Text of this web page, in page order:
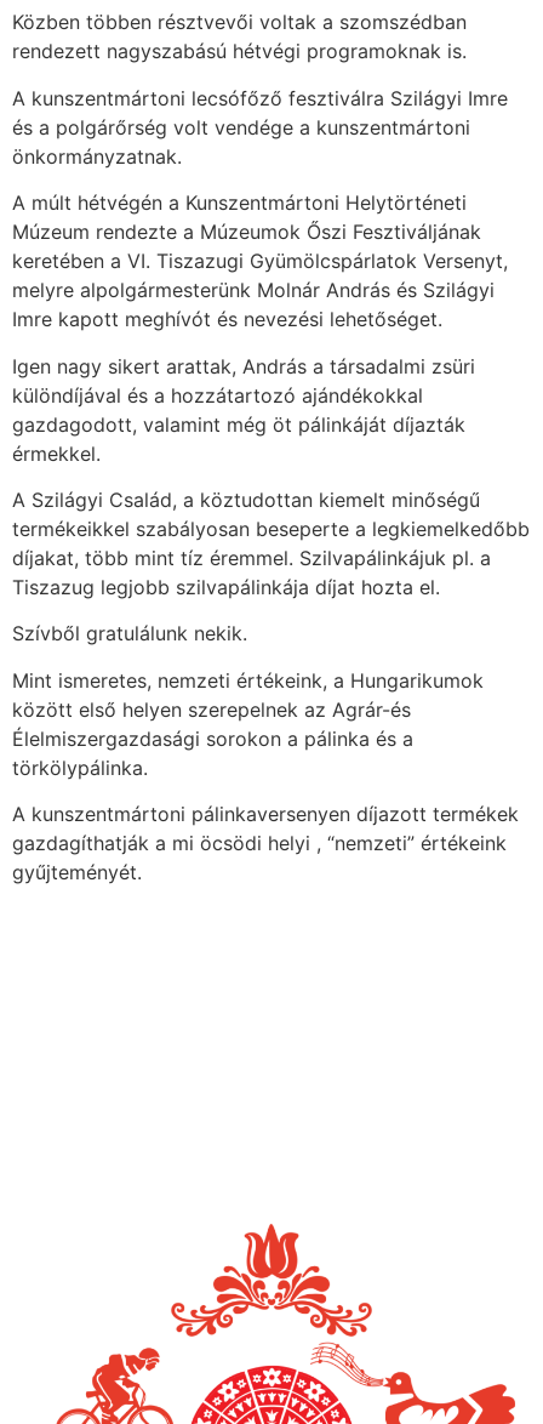
Közben többen résztvevői voltak a szomszédban
rendezett nagyszabású hétvégi programoknak is.
A kunszentmártoni lecsófőző fesztiválra Szilágyi Imre
és a polgárőrség volt vendége a kunszentmártoni
önkormányzatnak.
A múlt hétvégén a Kunszentmártoni Helytörténeti
Múzeum rendezte a Múzeumok Őszi Fesztiváljának
keretében a VI. Tiszazugi Gyümölcspárlatok Versenyt,
melyre alpolgármesterünk Molnár András és Szilágyi
Imre kapott meghívót és nevezési lehetőséget.
Igen nagy sikert arattak, András a társadalmi zsüri
különdíjával és a hozzátartozó ajándékokkal
gazdagodott, valamint még öt pálinkáját díjazták
érmekkel.
A Szilágyi Család, a köztudottan kiemelt minőségű
termékeikkel szabályosan beseperte a legkiemelkedőbb
díjakat, több mint tíz éremmel. Szilvapálinkájuk pl. a
Tiszazug legjobb szilvapálinkája díjat hozta el.
Szívből gratulálunk nekik.
Mint ismeretes, nemzeti értékeink, a Hungarikumok
között első helyen szerepelnek az Agrár-és
Élelmiszergazdasági sorokon a pálinka és a
törkölypálinka.
A kunszentmártoni pálinkaversenyen díjazott termékek
gazdagíthatják a mi öcsödi helyi , “nemzeti” értékeink
gyűjteményét.